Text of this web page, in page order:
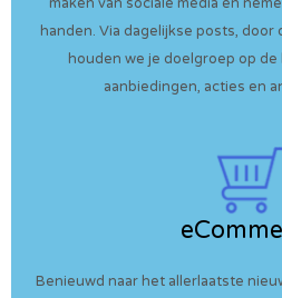
maken van sociale media en
handen. Via dagelijkse posts, door
houden we je doelgroep op
aanbiedingen, acties en
Benieuwd naar het allerlaatste